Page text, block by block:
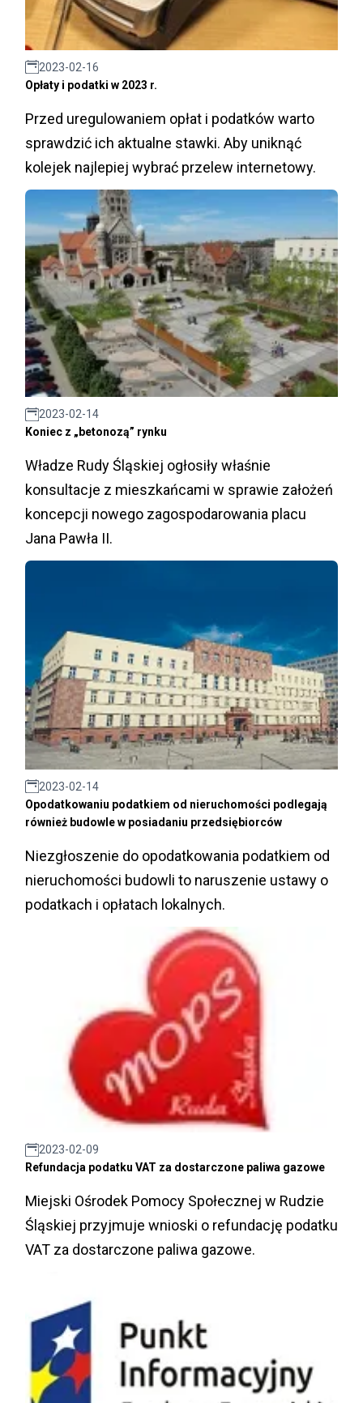
2023-02-16
Opłaty i podatki w 2023 r.
Przed uregulowaniem opłat i podatków warto
sprawdzić ich aktualne stawki. Aby uniknąć
kolejek najlepiej wybrać przelew internetowy.
2023-02-14
Koniec z „betonozą” rynku
Władze Rudy Śląskiej ogłosiły właśnie
konsultacje z mieszkańcami w sprawie założeń
koncepcji nowego zagospodarowania placu
Jana Pawła II.
2023-02-14
Opodatkowaniu podatkiem od nieruchomości podlegają
również budowle w posiadaniu przedsiębiorców
Niezgłoszenie do opodatkowania podatkiem od
nieruchomości budowli to naruszenie ustawy o
podatkach i opłatach lokalnych.
2023-02-09
Refundacja podatku VAT za dostarczone paliwa gazowe
Miejski Ośrodek Pomocy Społecznej w Rudzie
Śląskiej przyjmuje wnioski o refundację podatku
VAT za dostarczone paliwa gazowe.